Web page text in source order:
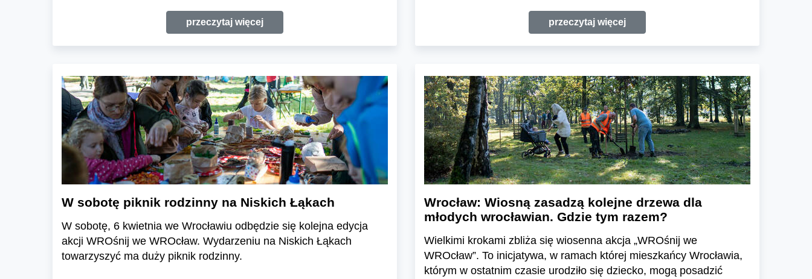
przeczytaj więcej przeczytaj więcej
W sobotę piknik rodzinny na Niskich Łąkach
W sobotę, 6 kwietnia we Wrocławiu odbędzie się kolejna edycja
akcji WROśnij we WROcław. Wydarzeniu na Niskich Łąkach
towarzyszyć ma duży piknik rodzinny.
Wrocław: Wiosną zasadzą kolejne drzewa dla
młodych wrocławian. Gdzie tym razem?
Wielkimi krokami zbliża się wiosenna akcja „WROśnij we
WROcław”. To inicjatywa, w ramach której mieszkańcy Wrocławia,
którym w ostatnim czasie urodziło się dziecko, mogą posadzić